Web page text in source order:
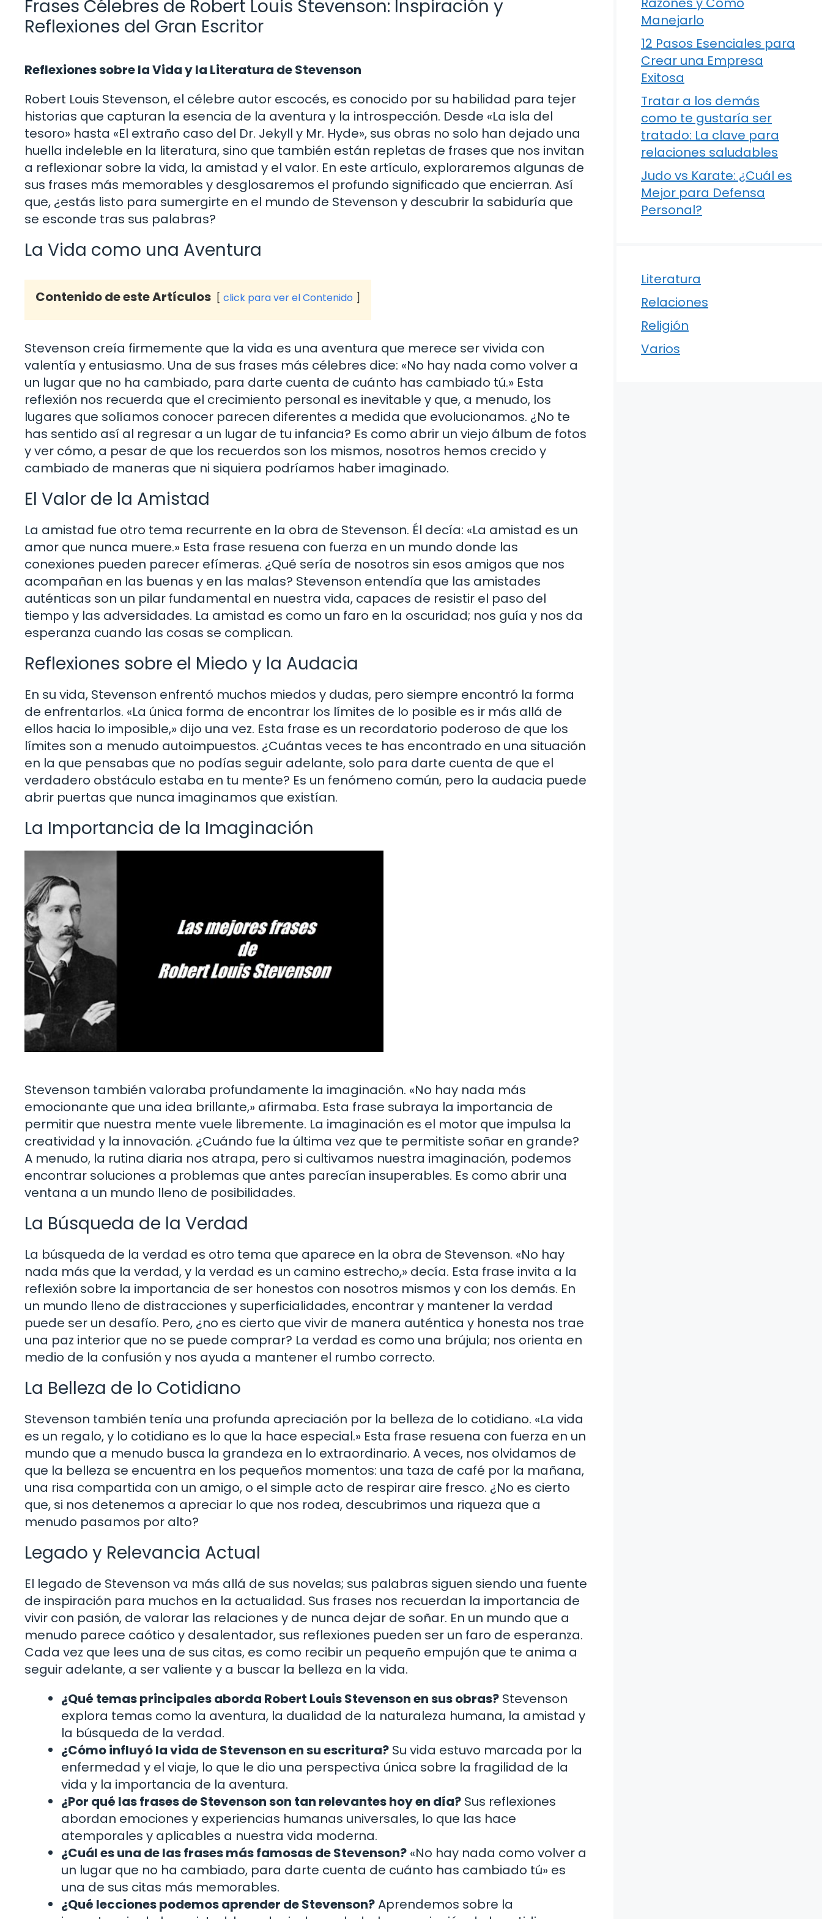
Frases Célebres de Robert Louis Stevenson: Inspiración y
Reflexiones del Gran Escritor
Reflexiones sobre la Vida y la Literatura de Stevenson
Robert Louis Stevenson, el célebre autor escocés, es conocido por su habilidad para tejer
historias que capturan la esencia de la aventura y la introspección. Desde «La isla del
tesoro» hasta «El extraño caso del Dr. Jekyll y Mr. Hyde», sus obras no solo han dejado una
huella indeleble en la literatura, sino que también están repletas de frases que nos invitan
a reflexionar sobre la vida, la amistad y el valor. En este artículo, exploraremos algunas de
sus frases más memorables y desglosaremos el profundo significado que encierran. Así
que, ¿estás listo para sumergirte en el mundo de Stevenson y descubrir la sabiduría que
se esconde tras sus palabras?
La Vida como una Aventura
Contenido de este Artículos click para ver el Contenido
Stevenson creía firmemente que la vida es una aventura que merece ser vivida con
valentía y entusiasmo. Una de sus frases más célebres dice: «No hay nada como volver a
un lugar que no ha cambiado, para darte cuenta de cuánto has cambiado tú.» Esta
reflexión nos recuerda que el crecimiento personal es inevitable y que, a menudo, los
lugares que solíamos conocer parecen diferentes a medida que evolucionamos. ¿No te
has sentido así al regresar a un lugar de tu infancia? Es como abrir un viejo álbum de fotos
y ver cómo, a pesar de que los recuerdos son los mismos, nosotros hemos crecido y
cambiado de maneras que ni siquiera podríamos haber imaginado.
El Valor de la Amistad
La amistad fue otro tema recurrente en la obra de Stevenson. Él decía: «La amistad es un
amor que nunca muere.» Esta frase resuena con fuerza en un mundo donde las
conexiones pueden parecer efímeras. ¿Qué sería de nosotros sin esos amigos que nos
acompañan en las buenas y en las malas? Stevenson entendía que las amistades
auténticas son un pilar fundamental en nuestra vida, capaces de resistir el paso del
tiempo y las adversidades. La amistad es como un faro en la oscuridad; nos guía y nos da
esperanza cuando las cosas se complican.
Reflexiones sobre el Miedo y la Audacia
En su vida, Stevenson enfrentó muchos miedos y dudas, pero siempre encontró la forma
de enfrentarlos. «La única forma de encontrar los límites de lo posible es ir más allá de
ellos hacia lo imposible,» dijo una vez. Esta frase es un recordatorio poderoso de que los
límites son a menudo autoimpuestos. ¿Cuántas veces te has encontrado en una situación
en la que pensabas que no podías seguir adelante, solo para darte cuenta de que el
verdadero obstáculo estaba en tu mente? Es un fenómeno común, pero la audacia puede
abrir puertas que nunca imaginamos que existían.
La Importancia de la Imaginación
Stevenson también valoraba profundamente la imaginación. «No hay nada más
emocionante que una idea brillante,» afirmaba. Esta frase subraya la importancia de
permitir que nuestra mente vuele libremente. La imaginación es el motor que impulsa la
creatividad y la innovación. ¿Cuándo fue la última vez que te permitiste soñar en grande?
A menudo, la rutina diaria nos atrapa, pero si cultivamos nuestra imaginación, podemos
encontrar soluciones a problemas que antes parecían insuperables. Es como abrir una
ventana a un mundo lleno de posibilidades.
La Búsqueda de la Verdad
La búsqueda de la verdad es otro tema que aparece en la obra de Stevenson. «No hay
nada más que la verdad, y la verdad es un camino estrecho,» decía. Esta frase invita a la
reflexión sobre la importancia de ser honestos con nosotros mismos y con los demás. En
un mundo lleno de distracciones y superficialidades, encontrar y mantener la verdad
puede ser un desafío. Pero, ¿no es cierto que vivir de manera auténtica y honesta nos trae
una paz interior que no se puede comprar? La verdad es como una brújula; nos orienta en
medio de la confusión y nos ayuda a mantener el rumbo correcto.
La Belleza de lo Cotidiano
Stevenson también tenía una profunda apreciación por la belleza de lo cotidiano. «La vida
es un regalo, y lo cotidiano es lo que la hace especial.» Esta frase resuena con fuerza en un
mundo que a menudo busca la grandeza en lo extraordinario. A veces, nos olvidamos de
que la belleza se encuentra en los pequeños momentos: una taza de café por la mañana,
una risa compartida con un amigo, o el simple acto de respirar aire fresco. ¿No es cierto
que, si nos detenemos a apreciar lo que nos rodea, descubrimos una riqueza que a
menudo pasamos por alto?
Legado y Relevancia Actual
El legado de Stevenson va más allá de sus novelas; sus palabras siguen siendo una fuente
de inspiración para muchos en la actualidad. Sus frases nos recuerdan la importancia de
vivir con pasión, de valorar las relaciones y de nunca dejar de soñar. En un mundo que a
menudo parece caótico y desalentador, sus reflexiones pueden ser un faro de esperanza.
Cada vez que lees una de sus citas, es como recibir un pequeño empujón que te anima a
seguir adelante, a ser valiente y a buscar la belleza en la vida.
¿Qué temas principales aborda Robert Louis Stevenson en sus obras? Stevenson
explora temas como la aventura, la dualidad de la naturaleza humana, la amistad y
la búsqueda de la verdad.
¿Cómo influyó la vida de Stevenson en su escritura? Su vida estuvo marcada por la
enfermedad y el viaje, lo que le dio una perspectiva única sobre la fragilidad de la
vida y la importancia de la aventura.
¿Por qué las frases de Stevenson son tan relevantes hoy en día? Sus reflexiones
abordan emociones y experiencias humanas universales, lo que las hace
atemporales y aplicables a nuestra vida moderna.
¿Cuál es una de las frases más famosas de Stevenson? «No hay nada como volver a
un lugar que no ha cambiado, para darte cuenta de cuánto has cambiado tú» es
una de sus citas más memorables.
¿Qué lecciones podemos aprender de Stevenson?Aprendemos sobre la
Manejarlo
12 Pasos Esenciales para
Crear una Empresa
Exitosa
Tratar a los demás
como te gustaría ser
tratado: La clave para
relaciones saludables
Judo vs Karate: ¿Cuál es
Mejor para Defensa
Personal?
Literatura
Relaciones
Religión
Varios